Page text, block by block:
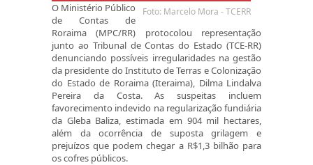
Foto: Marcelo Mora - TCERR
O Ministério Público
de Contas de
Roraima (MPC/RR) protocolou representação
junto ao Tribunal de Contas do Estado (TCE-RR)
denunciando possíveis irregularidades na gestão
da presidente do Instituto de Terras e Colonização
do Estado de Roraima (Iteraima), Dilma Lindalva
Pereira da Costa. As suspeitas incluem
favorecimento indevido na regularização fundiária
da Gleba Baliza, estimada em 904 mil hectares,
além da ocorrência de suposta grilagem e
prejuízos que podem chegar a R$1,3 bilhão para
os cofres públicos.